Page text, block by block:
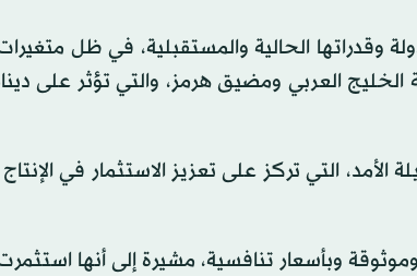
وقدراتها الحالية والمستقبلية، في ظل
العربي ومضيق هرمز، والتي تؤثر على
التي تركز على تعزيز الاستثمار في
وبأسعار تنافسية، مشيرة إلى أنها